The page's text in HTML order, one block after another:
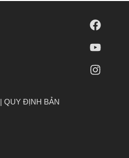
|QUY ĐỊNH BẢN